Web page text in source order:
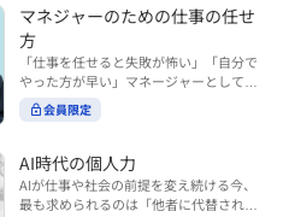
携わるリーダー・マネージャーの方 ・AI
を活用して事業創出のスピードや成功確
率を高めたい方 ・AI時代における新規事
業リーダーの役割やマインドセットを学
びたい方 ■AIシフトシリーズとは？ 『AI
BUSINESS SHIFTシリーズ』は以下の3
す。（順次公開） https://unlimited.glo
bis.co.jp/ja/tags/AI%E3%83%93%E3%8
2%B8%E3%83%8D%E3%82%B9%E3%
（#2以降は順次公開） 本コースでは、
「勝てる営業とは？トップ5%セールス
の共通点」をテーマに BtoBでお客様に
選ばれる営業の役割 トップ5％のセール
スに共通する行動や考え方 成果につなが
る実践的なポイント などを解説します。
◾️こんな方におすすめ 提案しても顧客に
が多い方 顧客の本当の課題や決裁者の判
断基準をつかみきれず、案件が前に進ま
ない方 再現性のある営業テクニックを身
マネジャーのための仕事の任せ
方
「仕事を任せると失敗が怖い」「自分で
やった方が早い」マネージャーとしてメ
ンバーやチームの力を引き出しながら成
果を上げるには、どのように仕事を任せ
い時代において、マネージャーとして成
果を上げ続けるためには、メンバーの個
性や特性を理解し、それに合わせた効果
会員限定
AI時代の個人力
AIが仕事や社会の前提を変え続ける今、
最も求められるのは「他者に代替されな